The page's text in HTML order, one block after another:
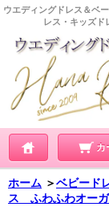
ウエディングドレス＆ベ
レス・キッズド
カ
ホーム ＞ベビード
ス ふわふわオーガ